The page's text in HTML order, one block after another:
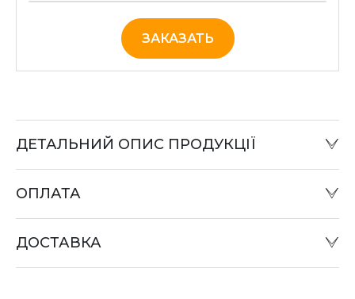
ЗАКАЗАТЬ
ДЕТАЛЬНИЙ ОПИС ПРОДУКЦІЇ
или при отправке «Наложенным платежом» в
ОПЛАТА
ДОСТАВКА